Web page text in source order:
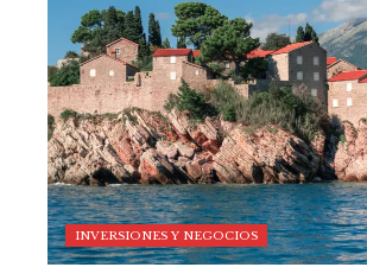
INVERSIONES Y NEGOCIOS